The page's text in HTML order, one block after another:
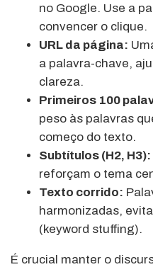
no Google. Use a
convencer o clique.
URL da página:
a palavra-chave,
clareza.
Primeiros 100
peso às palavras
começo do texto.
Subtítulos (H2, H3):
reforçam o tema
Texto corrido:
harmonizadas,
(keyword stuffing).
É crucial manter o